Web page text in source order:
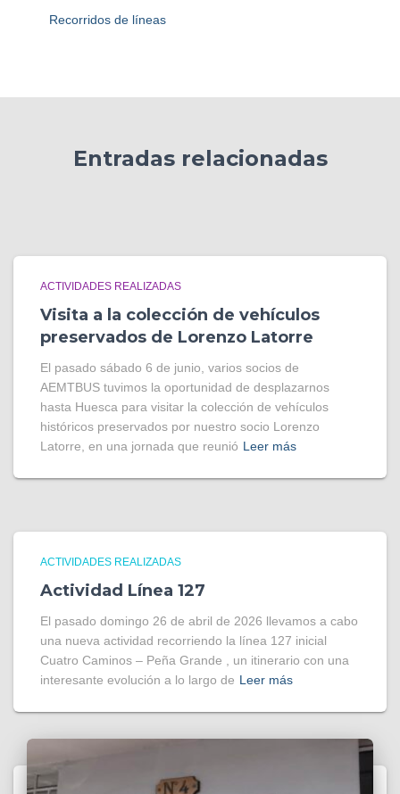
Recorridos de líneas
Entradas relacionadas
ACTIVIDADES REALIZADAS
Visita a la colección de vehículos
preservados de Lorenzo Latorre
El pasado sábado 6 de junio, varios socios de
AEMTBUS tuvimos la oportunidad de desplazarnos
hasta Huesca para visitar la colección de vehículos
históricos preservados por nuestro socio Lorenzo
Latorre, en una jornada que reunió Leer más
ACTIVIDADES REALIZADAS
Actividad Línea 127
El pasado domingo 26 de abril de 2026 llevamos a cabo
una nueva actividad recorriendo la línea 127 inicial
Cuatro Caminos – Peña Grande , un itinerario con una
interesante evolución a lo largo de Leer más